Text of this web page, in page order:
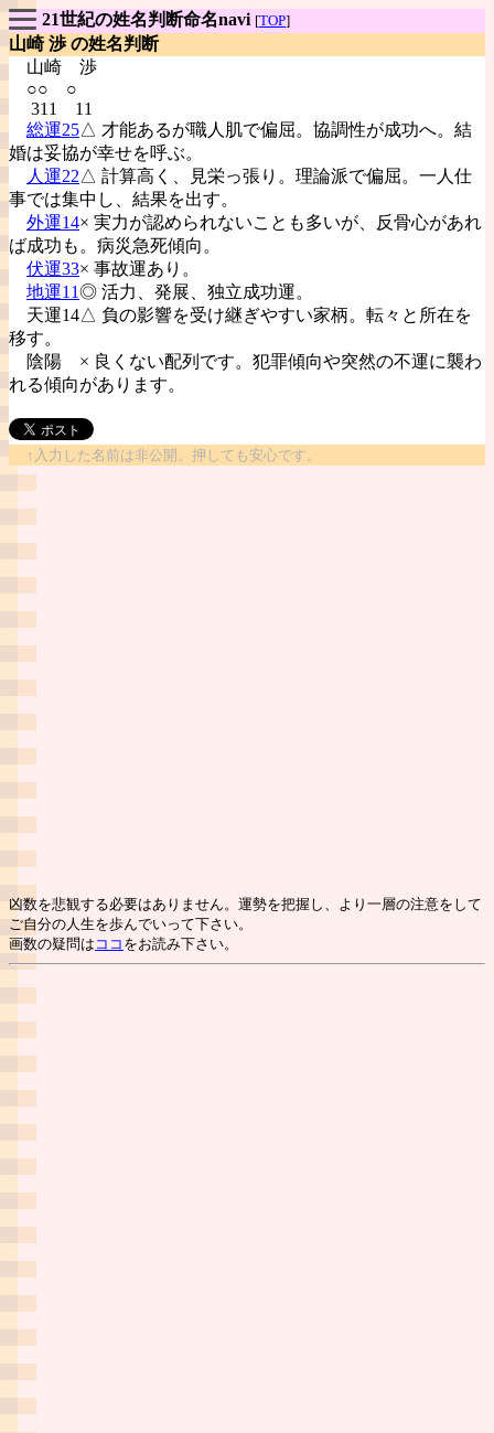
21世紀の姓名判断命名navi [TOP]
山崎 渉 の姓名判断
山崎 渉
○○ ○
311 11
総運25△ 才能あるが職人肌で偏屈。協調性が成功へ。結
婚は妥協が幸せを呼ぶ。
人運22△ 計算高く、見栄っ張り。理論派で偏屈。一人仕
事では集中し、結果を出す。
外運14× 実力が認められないことも多いが、反骨心があれ
ば成功も。病災急死傾向。
伏運33× 事故運あり。
地運11◎ 活力、発展、独立成功運。
天運14△ 負の影響を受け継ぎやすい家柄。転々と所在を
移す。
陰陽 × 良くない配列です。犯罪傾向や突然の不運に襲わ
れる傾向があります。
↑入力した名前は非公開。押しても安心です。
凶数を悲観する必要はありません。運勢を把握し、より一層の注意をして
ご自分の人生を歩んでいって下さい。
画数の疑問は ココ をお読み下さい。